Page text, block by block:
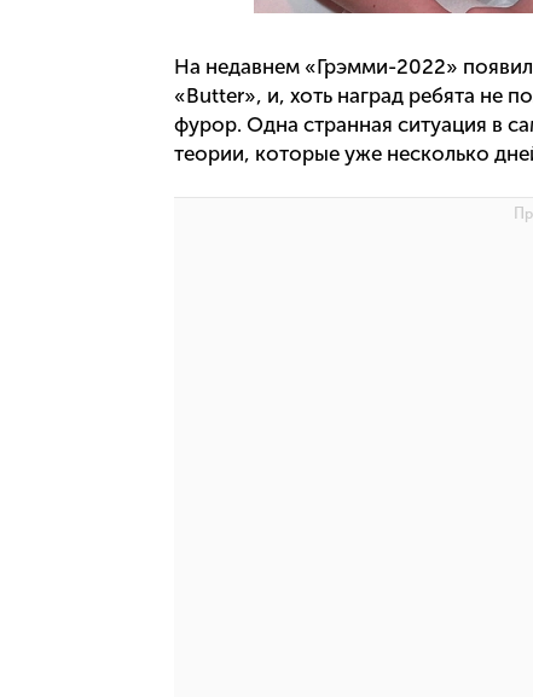
На недавнем «Грэмми-2022»
«Butter», и, хоть наград ребята не
фурор. Одна странная ситуация в
теории, которые уже несколько